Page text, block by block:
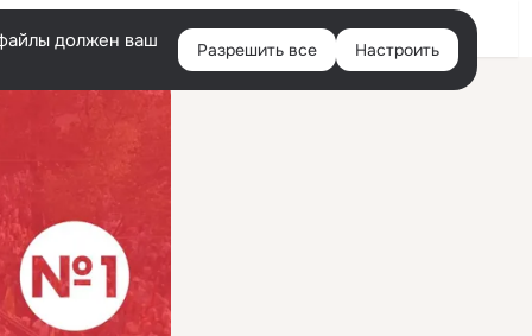
Войти
должен ваш
Разрешить все Настроить